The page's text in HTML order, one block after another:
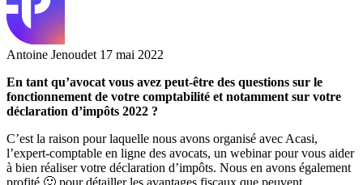
Antoine Jenoudet 17 mai 2022
En tant qu’avocat vous avez peut-être des questions sur le
fonctionnement de votre comptabilité et notamment sur votre
déclaration d’impôts 2022 ?
C’est la raison pour laquelle nous avons organisé avec Acasi,
l’expert-comptable en ligne des avocats, un webinar pour vous aider
à bien réaliser votre déclaration d’impôts. Nous en avons également
profité 🙂 pour détailler les avantages fiscaux que peuvent